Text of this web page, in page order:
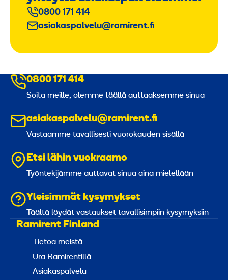
0800 171 414
asiakaspalvelu@ramirent.fi
0800 171 414
Soita meille, olemme täällä auttaaksemme sinua
asiakaspalvelu@ramirent.fi
Vastaamme tavallisesti vuorokauden sisällä
Etsi lähin vuokraamo
Työntekijämme auttavat sinua aina mielellään
Yleisimmät kysymykset
Täältä löydät vastaukset tavallisimpiin kysymyksiin
Ramirent Finland
Tietoa meistä
Ura Ramirentillä
Asiakaspalvelu